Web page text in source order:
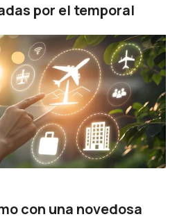
por el temporal
con una novedosa